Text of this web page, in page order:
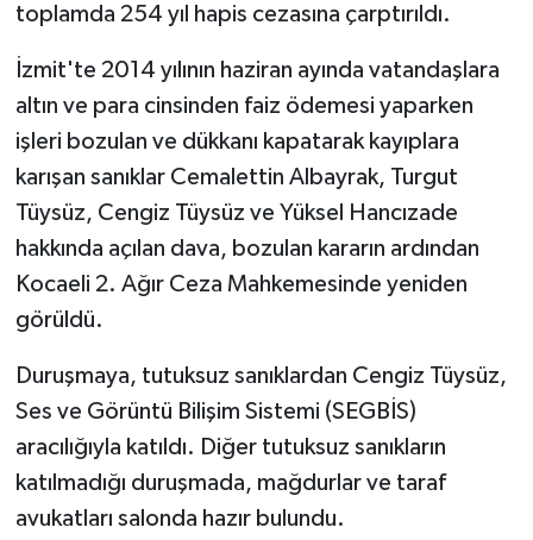
toplamda 254 yıl hapis cezasına çarptırıldı.
İzmit'te 2014 yılının haziran ayında vatandaşlara
altın ve para cinsinden faiz ödemesi yaparken
işleri bozulan ve dükkanı kapatarak kayıplara
karışan sanıklar Cemalettin Albayrak, Turgut
Tüysüz, Cengiz Tüysüz ve Yüksel Hancızade
hakkında açılan dava, bozulan kararın ardından
Kocaeli 2. Ağır Ceza Mahkemesinde yeniden
görüldü.
Duruşmaya, tutuksuz sanıklardan Cengiz Tüysüz,
Ses ve Görüntü Bilişim Sistemi (SEGBİS)
aracılığıyla katıldı. Diğer tutuksuz sanıkların
katılmadığı duruşmada, mağdurlar ve taraf
avukatları salonda hazır bulundu.
HABERDE İNSAN
İNSAN
İş Dünyası
Jandarma
KÜLTÜR SANAT
MAGAZİN
Otomobil